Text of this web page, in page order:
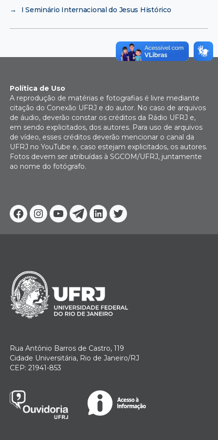
→
I Seminário Internacional do Jesus Histórico
Facebook
Instagram
YoutubeTelegram
Linkedin
Twitter
Política de Uso
A reprodução de matérias e fotografias é livre mediante
citação do Conexão UFRJ e do autor. No caso de arquivos
de áudio, deverão constar os créditos da Rádio UFRJ e,
em sendo explicitados, dos autores. Para uso de arquivos
de vídeo, esses créditos deverão mencionar o canal da
UFRJ no YouTube e, caso estejam explicitados, os autores.
Fotos devem ser atribuídas à SGCOM/UFRJ, juntamente
ao nome do fotógrafo.
Rua Antônio Barros de Castro, 119
Cidade Universitária, Rio de Janeiro/RJ
CEP: 21941-853